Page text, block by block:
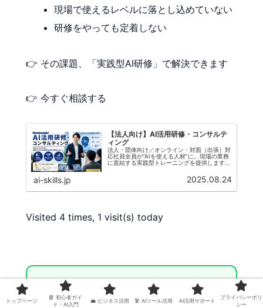
現場で使えるレベルに落とし込めていない
研修をやっても定着しない
👉 その課題、「実践型AI研修」で解決できます
👉 今すぐ相談する
【法人向け】AI活用研修・コンサルテ
ィング
法人・団体向け／オンライン・対面（出張）対
応社員全員が“AIを使える人材”に。現場の業務
に直結する実践型トレーニングを提供します。
な企業様におすすめ🏢部門別で課題がバラバラ
現場に合わせた使い方を知り...
ai-skills.jp 2025.08.24
Visited 4 times, 1 visit(s) today
📘 メルマガ登録者限定！特典のご
トップページ
📘 初心者ガイ
ド・AI入門
💼 ビジネス活用 🛠 AIツール活用 AI活用サポート
プライバシーポリ
シー